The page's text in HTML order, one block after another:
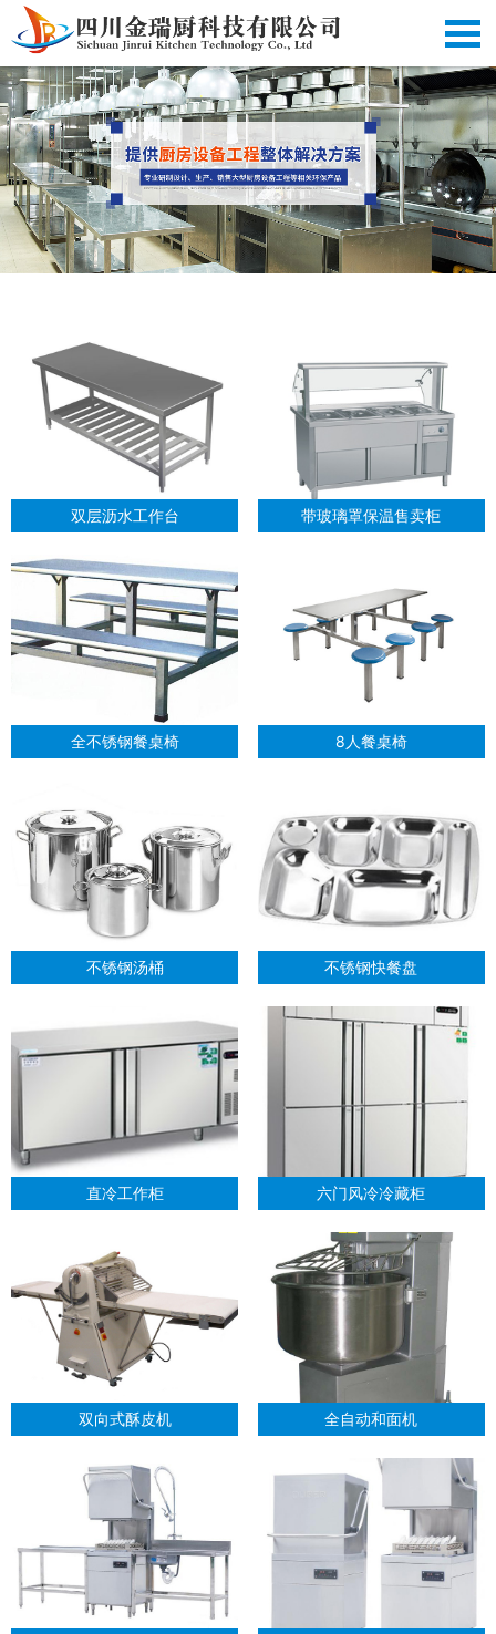
双层沥水工作台 带玻璃罩保温售卖柜
全不锈钢餐桌椅 8人餐桌椅
不锈钢汤桶 不锈钢快餐盘
直冷工作柜 六门风冷冷藏柜
双向式酥皮机 全自动和面机